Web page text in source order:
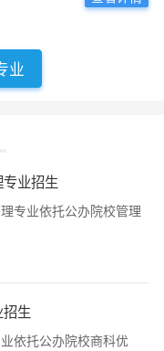
业
业招生
专业依托公办院校管理
生
依托公办院校商科优